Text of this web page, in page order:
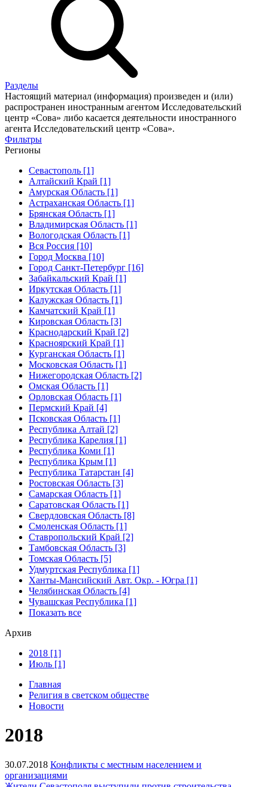
Разделы
Настоящий материал (информация) произведен и (или)
распространен иностранным агентом Исследовательский
центр «Сова» либо касается деятельности иностранного
агента Исследовательский центр «Сова».
Фильтры
Регионы
Севастополь [1]
Алтайский Край [1]
Амурская Область [1]
Астраханская Область [1]
Брянская Область [1]
Владимирская Область [1]
Вологодская Область [1]
Вся Россия [10]
Город Москва [10]
Город Санкт-Петербург [16]
Забайкальский Край [1]
Иркутская Область [1]
Калужская Область [1]
Камчатский Край [1]
Кировская Область [3]
Краснодарский Край [2]
Красноярский Край [1]
Курганская Область [1]
Московская Область [1]
Нижегородская Область [2]
Омская Область [1]
Орловская Область [1]
Пермский Край [4]
Псковская Область [1]
Республика Алтай [2]
Республика Карелия [1]
Республика Коми [1]
Республика Крым [1]
Республика Татарстан [4]
Ростовская Область [3]
Самарская Область [1]
Саратовская Область [1]
Свердловская Область [8]
Смоленская Область [1]
Ставропольский Край [2]
Тамбовская Область [3]
Томская Область [5]
Удмуртская Республика [1]
Ханты-Мансийский Авт. Окр. - Югра [1]
Челябинская Область [4]
Чувашская Республика [1]
Показать все
Архив
2018 [1]
Июль [1]
Главная
Религия в светском обществе
Новости
2018
30.07.2018 Конфликты с местным населением и
организациями